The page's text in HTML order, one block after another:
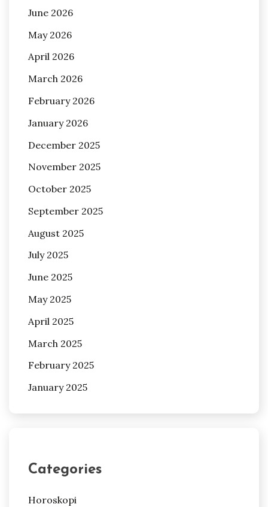
June 2026
May 2026
April 2026
March 2026
February 2026
January 2026
December 2025
November 2025
October 2025
September 2025
August 2025
July 2025
June 2025
May 2025
April 2025
March 2025
February 2025
January 2025
Categories
Horoskopi